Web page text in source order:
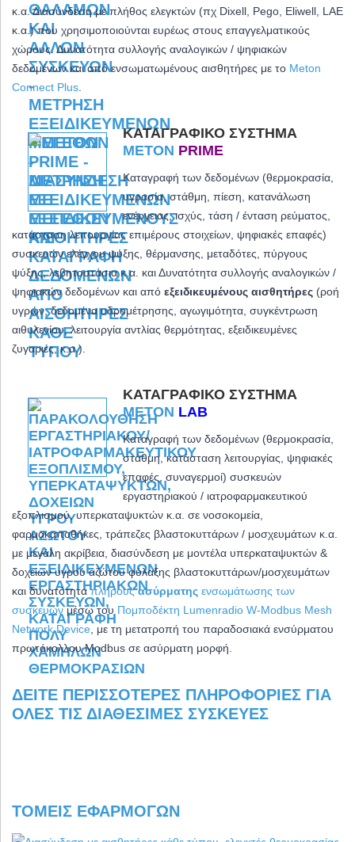
κ.α. Διασύνδεση με πλήθος ελεγκτών (πχ Dixell, Pego, Eliwell, LAE
κ.α.) που χρησιμοποιούνται ευρέως στους επαγγελματικούς
χώρους. Δυνατότητα συλλογής αναλογικών / ψηφιακών
δεδομένων και από ενσωματωμένους αισθητήρες με το Meton
Connect Plus
ΚΑΤΑΓΡΑΦΙΚΌ ΣΎΣΤΗΜΑ
METON PRIME
Καταγραφή των δεδομένων (θερμοκρασία,
υγρασία, στάθμη, πίεση, κατανάλωση
ενέργειας, ισχύς, τάση / ένταση ρεύματος,
κατάσταση λειτουργίας επιμέρους στοιχείων, ψηφιακές επαφές)
συσκευών ελέγχου ψύξης, θέρμανσης, μεταδότες, πύργους
ψύξης, λεβητοστάσια κ.α. καιΔυνατότητα συλλογής αναλογικών /
ψηφιακών δεδομένων και από εξειδικευμένους αισθητήρες (ροή
υγρών, δεδομένα υδρομέτρησης, αγωγιμότητα, συγκέντρωση
αιθυλενίου, λειτουργία αντλίας θερμότητας, εξειδικευμένες
ζυγαριές, κ.α.).
ΚΑΤΑΓΡΑΦΙΚΌ ΣΎΣΤΗΜΑ
METON LAB
Καταγραφή των δεδομένων (θερμοκρασία,
στάθμη, κατάσταση λειτουργίας, ψηφιακές
επαφές, συναγερμοί) συσκευών
εργαστηριακού / ιατροφαρμακευτικού
εξοπλισμού, υπερκαταψυκτών κ.α. σε νοσοκομεία,
φαρμακαποθήκες, τράπεζες βλαστοκυττάρων / μοσχευμάτων κ.α.
με μεγάλη ακρίβεια, διασύνδεση με μοντέλα υπερκαταψυκτών &
δοχείων υγρού αζώτου φύλαξης βλαστοκυττάρων/μοσχευμάτων
και δυνατότηταπλήρουςασύρματης ενσωμάτωσης των
συσκευώνμέσω του Πομποδέκτη Lumenradio W-Modbus Mesh
Network Device , με τη μετατροπή του παραδοσιακά ενσύρματου
πρωτόκολλου Modbus σε ασύρματη μορφή.
ΔΕΊΤΕ ΠΕΡΙΣΣΌΤΕΡΕΣ ΠΛΗΡΟΦΟΡΊΕΣ ΓΙΑ
ΌΛΕΣ ΤΙΣ ΔΙΑΘΈΣΙΜΕΣ ΣΥΣΚΕΥΈΣ
ΤΟΜΕΊΣ ΕΦΑΡΜΟΓΏΝ